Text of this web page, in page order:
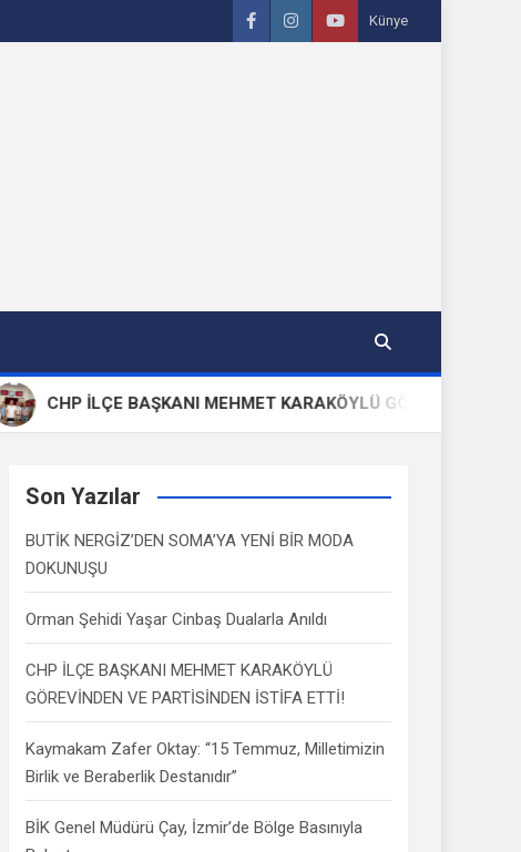
Künye
CHP İLÇE BAŞKANI MEHMET KARAKÖYLÜ GÖREVİNDEN VE
Son Yazılar
BUTİK NERGİZ’DEN SOMA’YA YENİ BİR MODA
DOKUNUŞU
Orman Şehidi Yaşar Cinbaş Dualarla Anıldı
CHP İLÇE BAŞKANI MEHMET KARAKÖYLÜ
GÖREVİNDEN VE PARTİSİNDEN İSTİFA ETTİ!
Kaymakam Zafer Oktay: “15 Temmuz, Milletimizin
Birlik ve Beraberlik Destanıdır”
BİK Genel Müdürü Çay, İzmir’de Bölge Basınıyla